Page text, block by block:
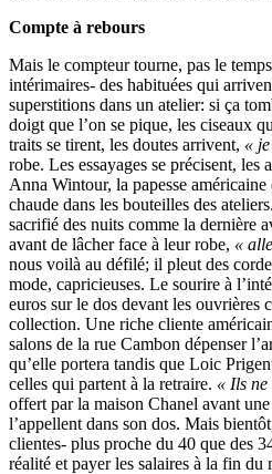
Compte à rebours
Mais le compteur tourne, pas le
intérimaires- des habituées qui
superstitions dans un atelier: si ça
doigt que l’on se pique, les ciseaux
traits se tirent, les doutes arrivent, «
robe. Les essayages se précisent, les
Anna Wintour, la papesse
chaude dans les bouteilles des ateliers.
sacrifié des nuits comme la dernière
avant de lâcher face à leur robe, «
nous voilà au défilé; il pleut des
mode, capricieuses. Le sourire à
euros sur le dos devant les
collection. Une riche cliente
salons de la rue Cambon dépenser
qu’elle portera tandis que Loic
celles qui partent à la retraire. « Ils ne
offert par la maison Chanel avant
l’appellent dans son dos. Mais
clientes- plus proche du 40 que des
réalité et payer les salaires à la fin